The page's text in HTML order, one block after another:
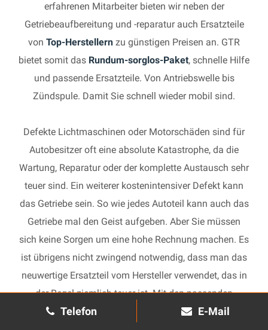
Telefon E-Mail
erfahrenen Mitarbeiter bieten wir neben der
Getriebeaufbereitung und -reparatur auch Ersatzteile
von Top-Herstellern zu günstigen Preisen an. GTR
bietet somit das Rundum-sorglos-Paket, schnelle Hilfe
und passende Ersatzteile. Von Antriebswelle bis
Zündspule. Damit Sie schnell wieder mobil sind.
Defekte Lichtmaschinen oder Motorschäden sind für
Autobesitzer oft eine absolute Katastrophe, da die
Wartung, Reparatur oder der komplette Austausch sehr
teuer sind. Ein weiterer kostenintensiver Defekt kann
das Getriebe sein. So wie jedes Autoteil kann auch das
Getriebe mal den Geist aufgeben. Aber Sie müssen
sich keine Sorgen um eine hohe Rechnung machen. Es
ist übrigens nicht zwingend notwendig, dass man das
neuwertige Ersatzteil vom Hersteller verwendet, das in
der Regel ziemlich teuer ist. Mit den passenden
Ersatzteilen kann jedes gebrauchte Getriebe schnell